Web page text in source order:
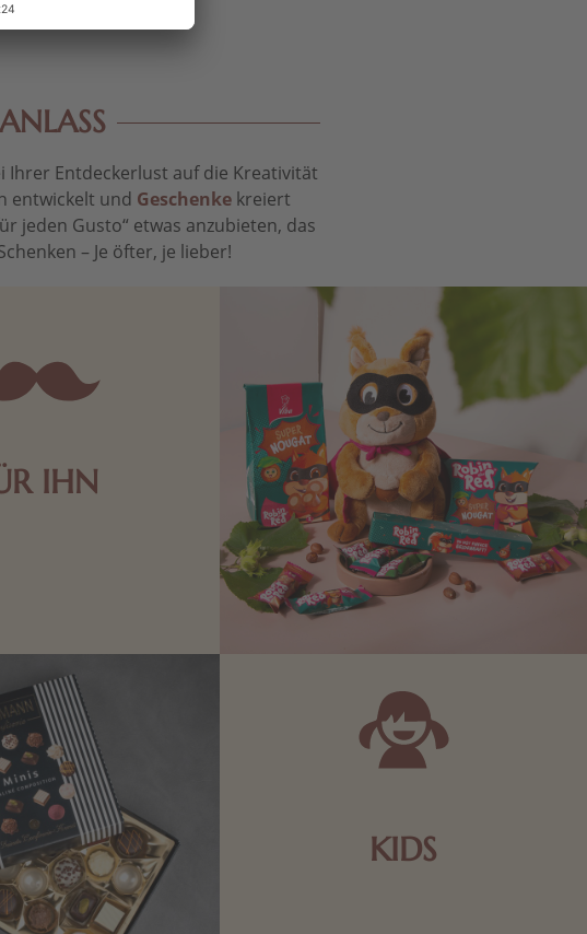
Ihrer Entdeckerlust auf die Kreativität
entwickelt und Geschenkekreiert
jeden Gusto“ etwas anzubieten, das
– Je öfter, je lieber!
IHN
KIDS